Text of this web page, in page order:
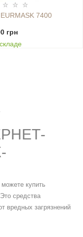
7400
грн
купить
средства
вредных загрязнений